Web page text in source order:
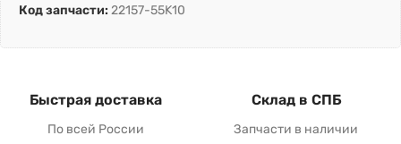
Код запчасти: 22157-55K10
Быстрая доставка
По всей России
Склад в СПБ
Запчасти в наличии